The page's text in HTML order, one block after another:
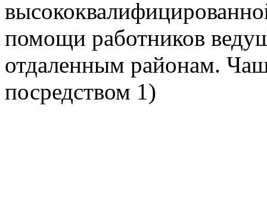
помощи работников
отдаленным районам.
посредством 1)